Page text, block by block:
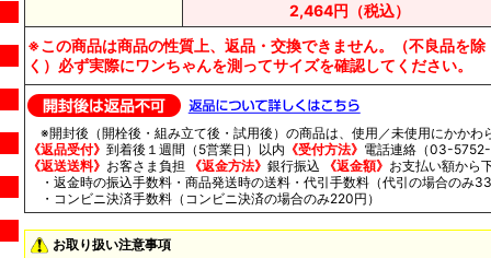
2,464円（税込）
※この商品は商品の性質上、返品・交換できません。（不良品を除
く）必ず実際にワンちゃんを測ってサイズを確認してください。
※開封後（開栓後・組み立て後・試用後）の商品は、使用／未使用にかかわ
《返品受付》 到着後１週間（5営業日）以内 《受付方法》 電話連絡（03-
《返送送料》 お客さま負担 《返金方法》 銀行振込 《返金額》 お支払い額から
・返金時の振込手数料・商品発送時の送料・代引手数料（代引の場合のみ
・コンビニ決済手数料（コンビニ決済の場合のみ220円）
お取り扱い注意事項